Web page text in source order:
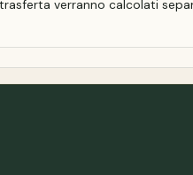
verranno calcolati